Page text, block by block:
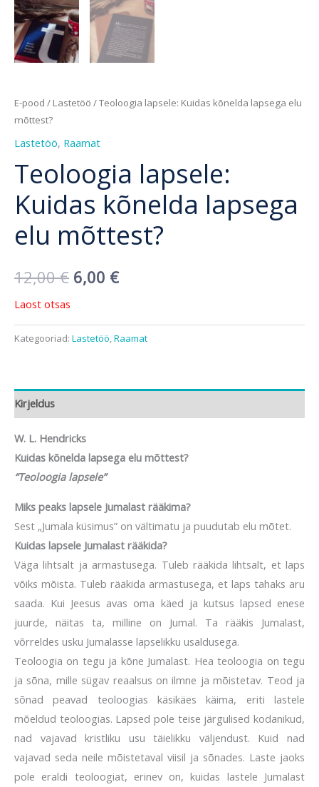
E-pood / Lastetöö / Teoloogia lapsele: Kuidas kõnelda lapsega elu
mõttest?
Lastetöö, Raamat
Teoloogia lapsele:
Kuidas kõnelda lapsega
elu mõttest?
12,00€ 6,00 €
Laost otsas
Kategooriad: Lastetöö,Raamat
Kirjeldus
W. L. Hendricks
Kuidas kõnelda lapsega elu mõttest?
“Teoloogia lapsele”
Miks peaks lapsele Jumalast rääkima?
Sest „Jumala küsimus” on vältimatu ja puudutab elu mõtet.
Kuidas lapsele Jumalast rääkida?
Väga lihtsalt ja armastusega. Tuleb rääkida lihtsalt, et laps
võiks mõista. Tuleb rääkida armastusega, et laps tahaks aru
saada. Kui Jeesus avas oma käed ja kutsus lapsed enese
juurde, näitas ta, milline on Jumal. Ta rääkis Jumalast,
võrreldes usku Jumalasse lapselikku usaldusega.
Teoloogia on tegu ja kõne Jumalast. Hea teoloogia on tegu
ja sõna, mille sügav reaalsus on ilmne ja mõistetav. Teod ja
sõnad peavad teoloogias käsikäes käima, eriti lastele
mõeldud teoloogias. Lapsed pole teise järgulised kodanikud,
nad vajavad kristliku usu täielikku väljendust. Kuid nad
vajavad seda neile mõistetaval viisil ja sõnades. Laste jaoks
pole eraldi teoloogiat, erinev on, kuidas lastele Jumalast